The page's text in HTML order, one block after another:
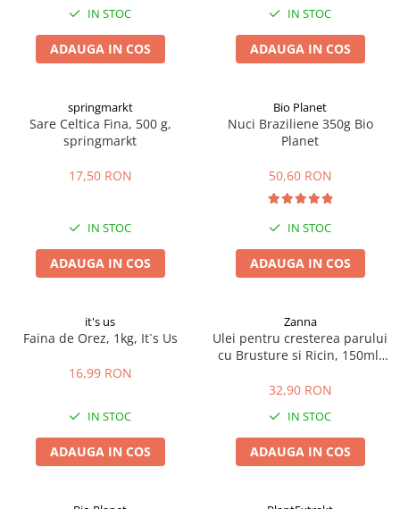
Produse pentru Ea
Produse pentru sportivi
Suplimente fitness
Batoane proteice
Pentru antrenament
Mama si copilul
Sarcina si alaptare
Atelierul de cafea si ceaiuri
Ceaiuri simple
Ceaiuri medicinale compuse
Ceaiuri Maté
Cafea verde
Alte produse din Cocos
IN STOC
ADAUGA IN COS
IN STOC
ADAUGA IN COS
springmarkt
Sare Celtica Fina, 500 g,
springmarkt
17,50 RON
IN STOC
ADAUGA IN COS
Bio Planet
Nuci Braziliene 350g Bio
Planet
50,60 RON
IN STOC
ADAUGA IN COS
it's us
Faina de Orez, 1kg, It`s Us
16,99 RON
IN STOC
ADAUGA IN COS
Zanna
Ulei pentru cresterea parului
cu Brusture si Ricin, 150ml,
32,90 RON
IN STOC
ADAUGA IN COS